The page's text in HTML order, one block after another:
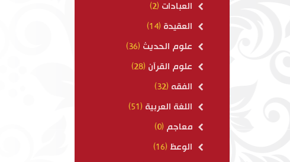
العبادات (2)
العقيدة (14)
علوم الحديث (36)
علوم القرآن (28)
الفقه (32)
اللغة العربية (51)
معاجم (0)
الوعظ (16)